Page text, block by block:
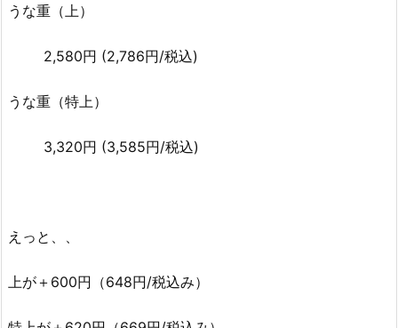
うな重（上）
2,580円 (2,786円/税込)
うな重（特上）
3,320円 (3,585円/税込)
えっと、、
上が＋600円（648円/税込み）